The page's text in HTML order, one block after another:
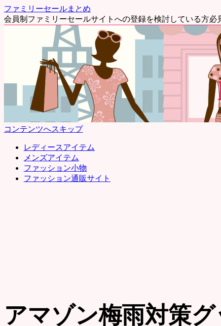
ファミリーセールまとめ
会員制ファミリーセールサイトへの登録を検討している方
コンテンツへスキップ
レディースアイテム
メンズアイテム
ファッション小物
ファッション通販サイト
アマゾン梅雨対策